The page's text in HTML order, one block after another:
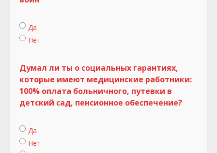
Да
Нет
Думал ли ты о социальных гарантиях,
которые имеют медицинские работники:
100% оплата больничного, путевки в
детский сад, пенсионное обеспечение?
Да
Нет